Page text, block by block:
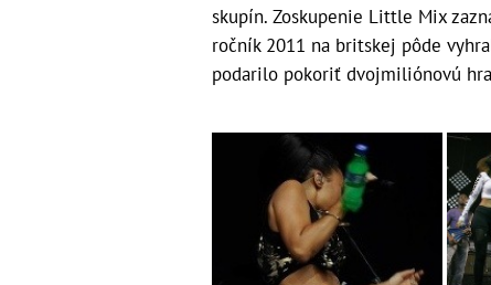
skupín. Zoskupenie Little Mix
ročník 2011 na britskej pôde
podarilo pokoriť dvojmiliónovú